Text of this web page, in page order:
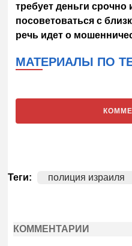
требует деньги срочно
посоветоваться с
речь идет о
МАТЕРИАЛЫ ПО
Теги: полиция израиля
КОММЕНТАРИИ